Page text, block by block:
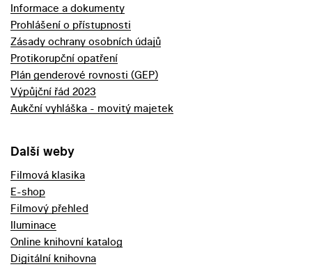
Informace a dokumenty
Prohlášení o přístupnosti
Zásady ochrany osobních údajů
Protikorupční opatření
Plán genderové rovnosti (GEP)
Výpůjční řád 2023
Aukční vyhláška - movitý majetek
Další weby
Filmová klasika
E-shop
Filmový přehled
Iluminace
Online knihovní katalog
Digitální knihovna